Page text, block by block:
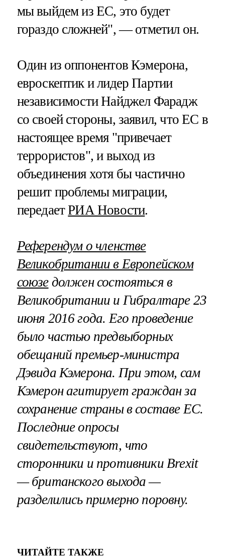
мы выйдем из ЕС, это будет
гораздо сложней", — отметил он.
Один из оппонентов Кэмерона,
евроскептик и лидер Партии
независимости Найджел Фарадж
со своей стороны, заявил, что ЕС в
настоящее время "привечает
террористов", и выход из
объединения хотя бы частично
решит проблемы миграции,
передаетРИА Новости.
Референдум о членстве
Великобритании в Европейском
союзедолжен состояться в
Великобритании и Гибралтаре 23
июня 2016 года. Его проведение
было частью предвыборных
обещаний премьер-министра
Дэвида Кэмерона. При этом, сам
Кэмерон агитирует граждан за
сохранение страны в составе ЕС.
Последние опросы
свидетельствуют, что
сторонники и противники Brexit
— британского выхода —
разделились примерно поровну.
ЧИТАЙТЕ ТАКЖЕ